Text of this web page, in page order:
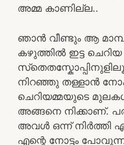
അമ്മ കാണില്ല..
ഞാൻ വീണ്ടും ആ
കഴുത്തിൽ ഇട്ട
നിറഞ്ഞു തള്ളാൻ
ചെറിയമ്മയുടെ
അങ്ങനെ നിക്കാണ്.
അവൾ ഒന്ന് നിർത്തി
എന്റെ നോട്ടം